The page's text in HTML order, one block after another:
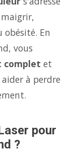
obésité. En
vous
complet et
à perdre
pour
?